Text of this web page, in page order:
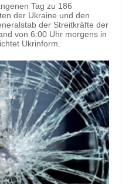
Tag zu 186
der Ukraine und den
der Streitkräfte der
von 6:00 Uhr morgens in
Ukrinform.